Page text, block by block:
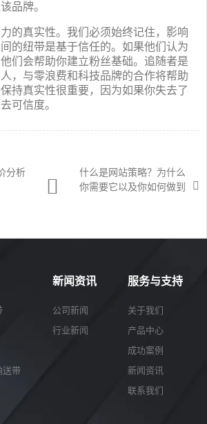
品牌。
的真实性。我们必须始终记住，影响
的纽带是基于信任的。如果他们认为
们会帮助你建立粉丝基础。追随者是
，与零浪费和科技品牌的合作将帮助
持真实性很重要，因为如果你失去了
可信度。
分析
什么是网站策略？为什么
你需要它以及你如何做到
送带
新闻资讯
公司新闻
行业新闻
服务与支持
关于我们
产品中心
成功案例
新闻资讯
联系我们